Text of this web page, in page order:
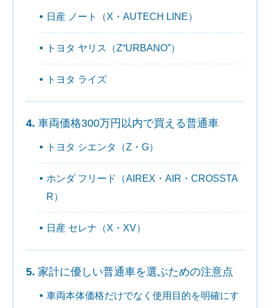
日産 ノート（X・AUTECH LINE）
トヨタ ヤリス（Z“URBANO”）
トヨタ ライズ
車両価格300万円以内で買える普通車
トヨタ シエンタ（Z・G）
ホンダ フリード（AIREX・AIR・CROSSTA
R）
日産 セレナ（X・XV）
家計に優しい普通車を選ぶための注意点
車両本体価格だけでなく使用目的を明確にす